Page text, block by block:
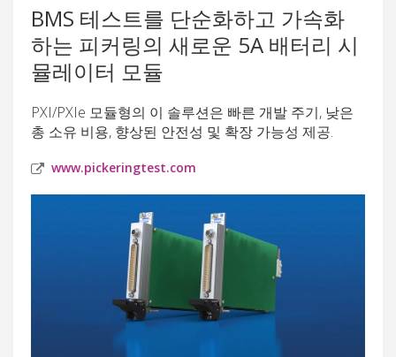
BMS 테스트를 단순화하고 가속화
하는 피커링의 새로운 5A 배터리 시
뮬레이터 모듈
PXI/PXIe 모듈형의 이 솔루션은 빠른 개발 주기, 낮은
총 소유 비용, 향상된 안전성 및 확장 가능성 제공.
www.pickeringtest.com